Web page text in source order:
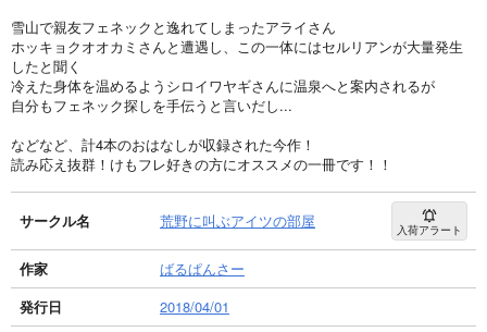
雪山で親友フェネックと逸れてしまったアライさん
ホッキョクオオカミさんと遭遇し、この一体にはセルリアンが大量発生
したと聞く
冷えた身体を温めるようシロイワヤギさんに温泉へと案内されるが
自分もフェネック探しを手伝うと言いだし...
などなど、計4本のおはなしが収録された今作！
読み応え抜群！けもフレ好きの方にオススメの一冊です！！
サークル名 荒野に叫ぶアイツの部屋 入荷アラート
作家
ばるぱんさー
発行日
2018/04/01